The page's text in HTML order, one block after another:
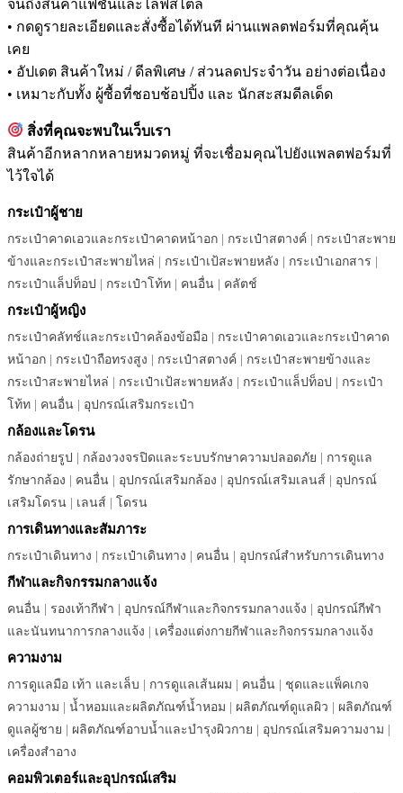
จนถึงสินค้าแฟชั่นและไลฟ์สไตล์
• กดดูรายละเอียดและสั่งซื้อได้ทันที ผ่านแพลตฟอร์มที่คุณคุ้น
เคย
• อัปเดต สินค้าใหม่ / ดีลพิเศษ / ส่วนลดประจำวัน อย่างต่อเนื่อง
• เหมาะกับทั้ง ผู้ซื้อที่ชอบช้อปปิ้ง และ นักสะสมดีลเด็ด
สิ่งที่คุณจะพบในเว็บเรา
สินค้าอีกหลากหลายหมวดหมู่ ที่จะเชื่อมคุณไปยังแพลตฟอร์มที่
ไว้ใจได้
กระเป๋าผู้ชาย
กระเป๋าคาดเอวและกระเป๋าคาดหน้าอก | กระเป๋าสตางค์ | กระเป๋าสะพาย
ข้างและกระเป๋าสะพายไหล่ | กระเป๋าเป้สะพายหลัง | กระเป๋าเอกสาร |
กระเป๋าแล็ปท็อป | กระเป๋าโท้ท | คนอื่น | คลัตช์
กระเป๋าผู้หญิง
กระเป๋าคลัทช์และกระเป๋าคล้องข้อมือ | กระเป๋าคาดเอวและกระเป๋าคาด
หน้าอก | กระเป๋าถือทรงสูง | กระเป๋าสตางค์ | กระเป๋าสะพายข้างและ
กระเป๋าสะพายไหล่ | กระเป๋าเป้สะพายหลัง | กระเป๋าแล็ปท็อป | กระเป๋า
โท้ท | คนอื่น | อุปกรณ์เสริมกระเป๋า
กล้องและโดรน
กล้องถ่ายรูป | กล้องวงจรปิดและระบบรักษาความปลอดภัย | การดูแล
รักษากล้อง | คนอื่น | อุปกรณ์เสริมกล้อง | อุปกรณ์เสริมเลนส์ | อุปกรณ์
เสริมโดรน | เลนส์ | โดรน
การเดินทางและสัมภาระ
กระเป๋าเดินทาง | กระเป๋าเดินทาง | คนอื่น | อุปกรณ์สำหรับการเดินทาง
กีฬาและกิจกรรมกลางแจ้ง
คนอื่น | รองเท้ากีฬา | อุปกรณ์กีฬาและกิจกรรมกลางแจ้ง | อุปกรณ์กีฬา
และนันทนาการกลางแจ้ง | เครื่องแต่งกายกีฬาและกิจกรรมกลางแจ้ง
ความงาม
การดูแลมือ เท้า และเล็บ | การดูแลเส้นผม | คนอื่น | ชุดและแพ็คเกจ
ความงาม | น้ำหอมและผลิตภัณฑ์น้ำหอม | ผลิตภัณฑ์ดูแลผิว | ผลิตภัณฑ์
ดูแลผู้ชาย | ผลิตภัณฑ์อาบน้ำและบำรุงผิวกาย | อุปกรณ์เสริมความงาม |
เครื่องสำอาง
คอมพิวเตอร์และอุปกรณ์เสริม